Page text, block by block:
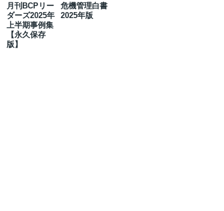
月刊BCPリー
ダーズ2025年
上半期事例集
【永久保存
版】
危機管理白書
2025年版